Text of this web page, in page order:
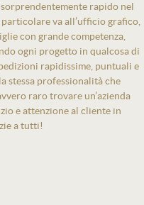
rapido nel
va all’ufficio grafico,
con grande competenza,
ogni progetto in qualcosa di
rapidissime, puntuali e
stessa professionalità che
raro trovare un’azienda
e attenzione al cliente in
a tutti!